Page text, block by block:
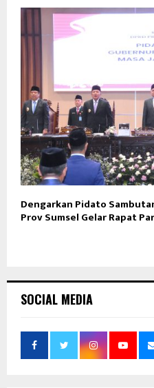
Dengarkan Pidato
Prov Sumsel Gelar Rapat
SOCIAL MEDIA